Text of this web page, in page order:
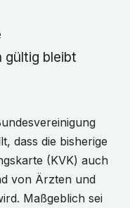
bleibt
dass die bisherige
(KVK) auch
von Ärzten und
Maßgeblich sei